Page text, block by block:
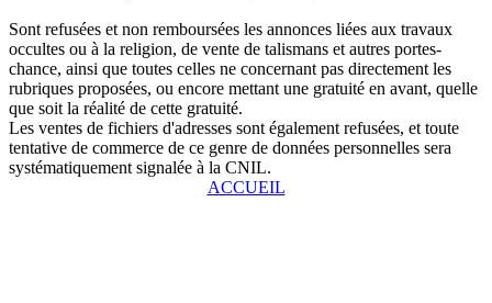
Sont refusées et non remboursées les annonces liées aux travaux
occultes ou à la religion, de vente de talismans et autres portes-
chance, ainsi que toutes celles ne concernant pas directement les
rubriques proposées, ou encore mettant une gratuité en avant, quelle
que soit la réalité de cette gratuité.
Les ventes de fichiers d'adresses sont également refusées, et toute
tentative de commerce de ce genre de données personnelles sera
systématiquement signalée à la CNIL.
ACCUEIL